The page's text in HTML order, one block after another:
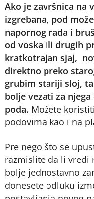
Ako je završnica na
izgrebana, pod
napornog rada i
od voska ili drugih
kratkotrajan sjaj,
direktno preko
grubim stariji sloj,
bolje vezati za
poda. Možete
podovima kao i na
Pre nego što se
razmislite da li vredi
bolje jednostavno
donesete odluku